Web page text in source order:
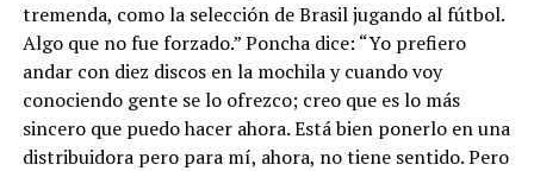
tremenda, como la selección de Brasil jugando al fútbol.
Algo que no fue forzado.” Poncha dice: “Yo prefiero
andar con diez discos en la mochila y cuando voy
conociendo gente se lo ofrezco; creo que es lo más
sincero que puedo hacer ahora. Está bien ponerlo en una
distribuidora pero para mí, ahora, no tiene sentido. Pero